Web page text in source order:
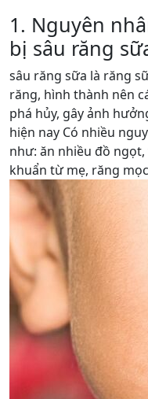
1. Nguyên
bị sâu răng
sâu răng sữa là răng
răng, hình thành nên
phá hủy, gây ảnh
hiện nay Có nhiều
như: ăn nhiều đồ
khuẩn từ mẹ, răng